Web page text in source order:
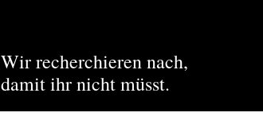
Wir recherchieren nach,
damit ihr nicht müsst.